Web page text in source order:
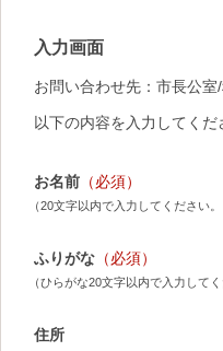
入力画面
お問い合わせ先：市長公
以下の内容を入力してくだ
お名前 （必須）
（20文字以内で入力してください。
ふりがな （必須）
（ひらがな20文字以内で入力してく
住所